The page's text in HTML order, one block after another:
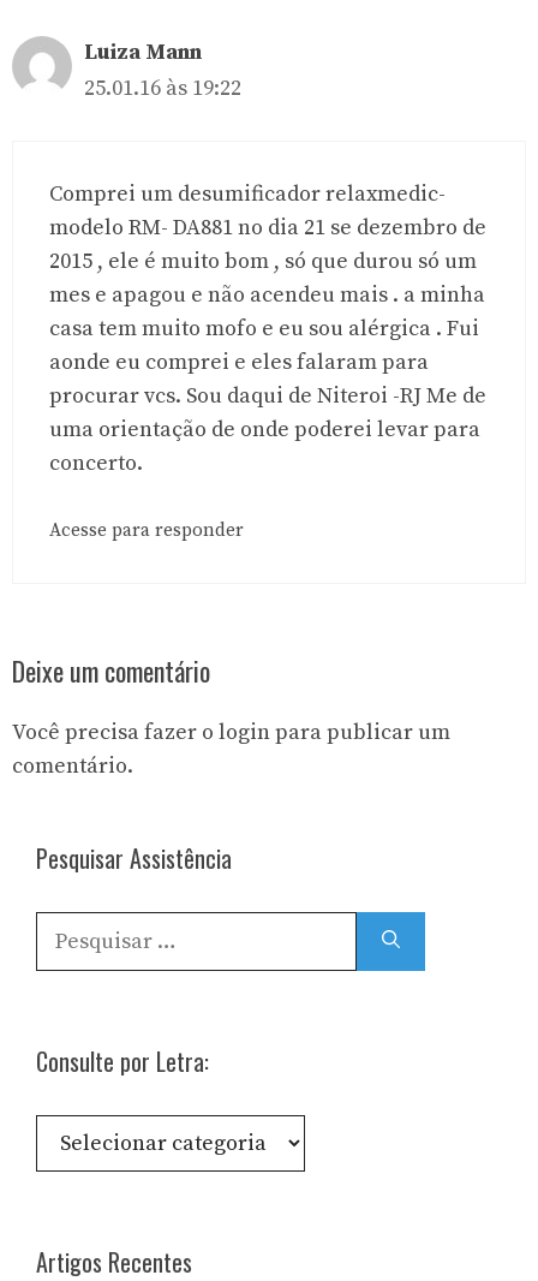
Luiza Mann
25.01.16 às 19:22
Comprei um desumificador relaxmedic-
modelo RM- DA881 no dia 21 se dezembro de
2015 , ele é muito bom , só que durou só um
mes e apagou e não acendeu mais . a minha
casa tem muito mofo e eu sou alérgica . Fui
aonde eu comprei e eles falaram para
procurar vcs. Sou daqui de Niteroi -RJ Me de
uma orientação de onde poderei levar para
concerto.
Acesse para responder
Deixe um comentário
Você precisa fazer o loginpara publicar um
comentário.
Pesquisar Assistência
Pesquisar
por:
Consulte por Letra:
Consulte
Artigos Recentes